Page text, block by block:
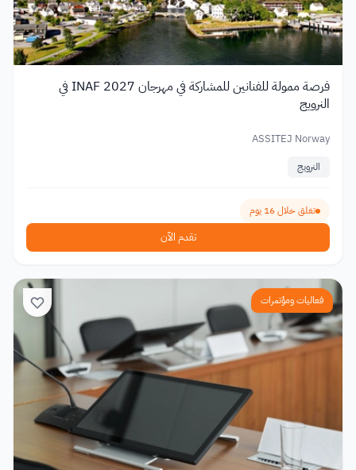
فرصة ممولة للفنانين للمشاركة في مهرجان INAF 2027 في
النرويج
ASSITEJ Norway
النرويج
تغلق خلال 16 يوم
تقدم الآن
فعاليات ومؤتمرات